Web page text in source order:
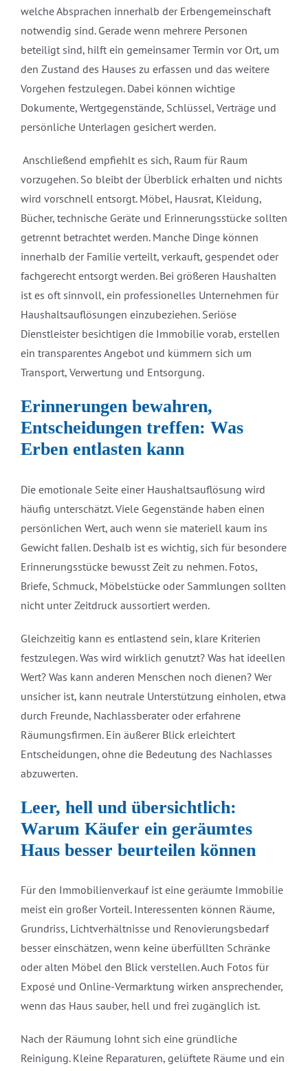
welche Absprachen innerhalb der Erbengemeinschaft
notwendig sind. Gerade wenn mehrere Personen
beteiligt sind, hilft ein gemeinsamer Termin vor Ort, um
den Zustand des Hauses zu erfassen und das weitere
Vorgehen festzulegen. Dabei können wichtige
Dokumente, Wertgegenstände, Schlüssel, Verträge und
persönliche Unterlagen gesichert werden.
Anschließend empfiehlt es sich, Raum für Raum
vorzugehen. So bleibt der Überblick erhalten und nichts
wird vorschnell entsorgt. Möbel, Hausrat, Kleidung,
Bücher, technische Geräte und Erinnerungsstücke sollten
getrennt betrachtet werden. Manche Dinge können
innerhalb der Familie verteilt, verkauft, gespendet oder
fachgerecht entsorgt werden. Bei größeren Haushalten
ist es oft sinnvoll, ein professionelles Unternehmen für
Haushaltsauflösungen einzubeziehen. Seriöse
Dienstleister besichtigen die Immobilie vorab, erstellen
ein transparentes Angebot und kümmern sich um
Transport, Verwertung und Entsorgung.
Erinnerungen bewahren,
Entscheidungen treffen: Was
Erben entlasten kann
Die emotionale Seite einer Haushaltsauflösung wird
häufig unterschätzt. Viele Gegenstände haben einen
persönlichen Wert, auch wenn sie materiell kaum ins
Gewicht fallen. Deshalb ist es wichtig, sich für besondere
Erinnerungsstücke bewusst Zeit zu nehmen. Fotos,
Briefe, Schmuck, Möbelstücke oder Sammlungen sollten
nicht unter Zeitdruck aussortiert werden.
Gleichzeitig kann es entlastend sein, klare Kriterien
festzulegen. Was wird wirklich genutzt? Was hat ideellen
Wert? Was kann anderen Menschen noch dienen? Wer
unsicher ist, kann neutrale Unterstützung einholen, etwa
durch Freunde, Nachlassberater oder erfahrene
Räumungsfirmen. Ein äußerer Blick erleichtert
Entscheidungen, ohne die Bedeutung des Nachlasses
abzuwerten.
Leer, hell und übersichtlich:
Warum Käufer ein geräumtes
Haus besser beurteilen können
Für den Immobilienverkauf ist eine geräumte Immobilie
meist ein großer Vorteil. Interessenten können Räume,
Grundriss, Lichtverhältnisse und Renovierungsbedarf
besser einschätzen, wenn keine überfüllten Schränke
oder alten Möbel den Blick verstellen. Auch Fotos für
Exposé und Online-Vermarktung wirken ansprechender,
wenn das Haus sauber, hell und frei zugänglich ist.
Nach der Räumung lohnt sich eine gründliche
Reinigung. Kleine Reparaturen, gelüftete Räume und ein